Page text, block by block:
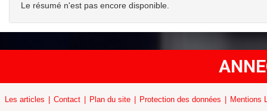
Le résumé n'est pas encore disponible.
Les articles Contact Plan du site Protection des données Mentions